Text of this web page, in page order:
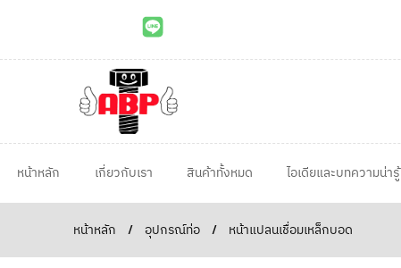
หน้าหลัก เกี่ยวกับเรา สินค้าทั้งหมด ไอเดียและบทความน่ารู้
หน้าหลัก / อุปกรณ์ท่อ / หน้าแปลนเชื่อมเหล็กบอด